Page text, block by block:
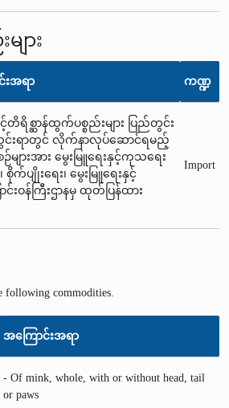
ျား
းအရာ ကဏ္ဍ
တိရိစ္ဆာန်ထွက်ပစ္စည်းများ ပြည်တွင်း
းရာတွင် လိုက်နာလုပ်ဆောင်ရမည့်
များအား မွေးမြူရေးနှင့်ကုသရေး
၊ စိုက်ပျိုးရေး၊ မွေးမြူရေးနှင့်
းဝန်ကြီးဌာနမှ ထုတ်ပြန်ထား
Import
following commodities.
အကြောင်းအရာ
- Of mink, whole, with or without head, tail
or paws